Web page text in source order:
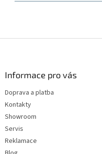
Informace pro vás
Doprava a platba
Kontakty
Showroom
Servis
Reklamace